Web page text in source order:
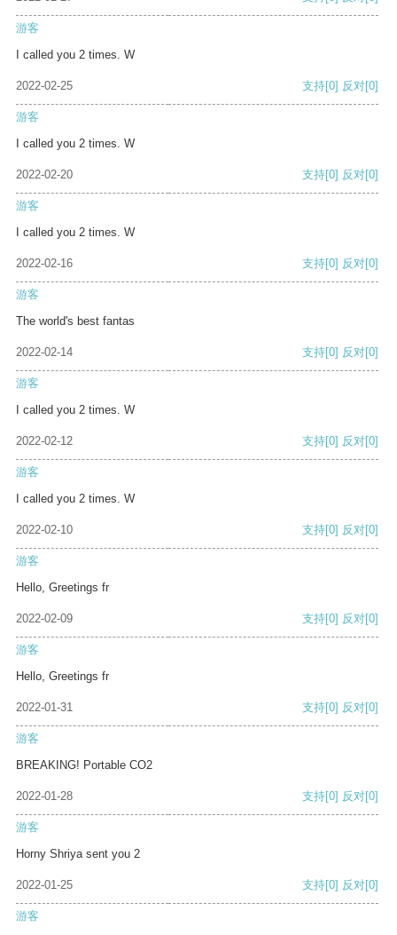
游客
I called you 2 times. W
2022-02-25 支持[0] 反对[0]
游客
I called you 2 times. W
2022-02-20 支持[0] 反对[0]
游客
I called you 2 times. W
2022-02-16 支持[0] 反对[0]
游客
The world's best fantas
2022-02-14 支持[0] 反对[0]
游客
I called you 2 times. W
2022-02-12 支持[0] 反对[0]
游客
I called you 2 times. W
2022-02-10 支持[0] 反对[0]
游客
Hello, Greetings fr
2022-02-09 支持[0] 反对[0]
游客
Hello, Greetings fr
2022-01-31 支持[0] 反对[0]
游客
BREAKING! Portable CO2
2022-01-28 支持[0] 反对[0]
游客
Horny Shriya sent you 2
2022-01-25 支持[0] 反对[0]
游客